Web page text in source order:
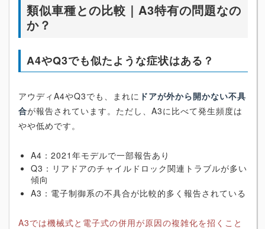
類似車種との比較｜A3特有の問題なの
か？
A4やQ3でも似たような症状はある？
アウディA4やQ3でも、まれに ドアが外から開かない不具
合が報告されています。ただし、A3に比べて発生頻度は
やや低めです。
A4：2021年モデルで一部報告あり
Q3：リアドアのチャイルドロック関連トラブルが多い
傾向
A3：電子制御系の不具合が比較的多く報告されている
A3では機械式と電子式の併用が原因の複雑化を招くこと